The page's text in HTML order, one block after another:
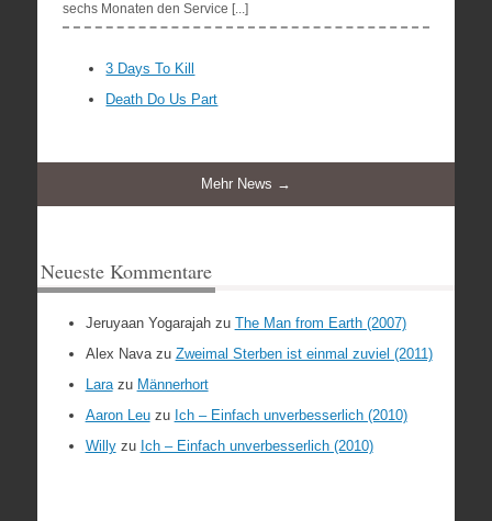
sechs Monaten den Service [...]
3 Days To Kill
Death Do Us Part
Mehr News →
Neueste Kommentare
Jeruyaan Yogarajahzu The Man from Earth (2007)
Alex Navazu Zweimal Sterben ist einmal zuviel (2011)
Larazu Männerhort
Aaron Leuzu Ich – Einfach unverbesserlich (2010)
Willyzu Ich – Einfach unverbesserlich (2010)